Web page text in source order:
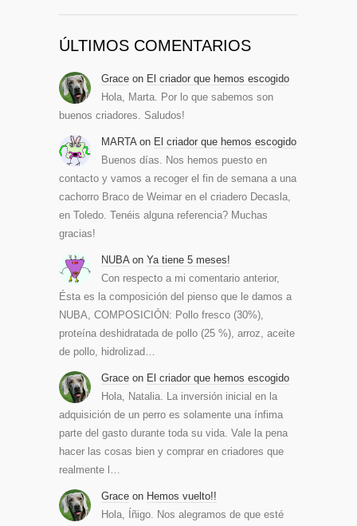
ÚLTIMOS COMENTARIOS
Grace on El criador que hemos escogido
Hola, Marta. Por lo que sabemos son
buenos criadores. Saludos!
MARTA on El criador que hemos escogido
Buenos días. Nos hemos puesto en
contacto y vamos a recoger el fin de semana a una
cachorro Braco de Weimar en el criadero Decasla,
en Toledo. Tenéis alguna referencia? Muchas
gracias!
NUBA on Ya tiene 5 meses!
Con respecto a mi comentario anterior,
Ésta es la composición del pienso que le damos a
NUBA, COMPOSICIÓN: Pollo fresco (30%),
proteína deshidratada de pollo (25 %), arroz, aceite
de pollo, hidrolizad…
Grace on El criador que hemos escogido
Hola, Natalia. La inversión inicial en la
adquisición de un perro es solamente una ínfima
parte del gasto durante toda su vida. Vale la pena
hacer las cosas bien y comprar en criadores que
realmente l…
Grace on Hemos vuelto!!
Hola, Íñigo. Nos alegramos de que esté